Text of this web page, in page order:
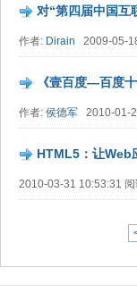
对“第四届中国互
作者: Dirain 2009-05-
《壹百度—百度
作者: 侯德军 2010-01-
HTML5：让Web
2010-03-31 10:53:31 阅